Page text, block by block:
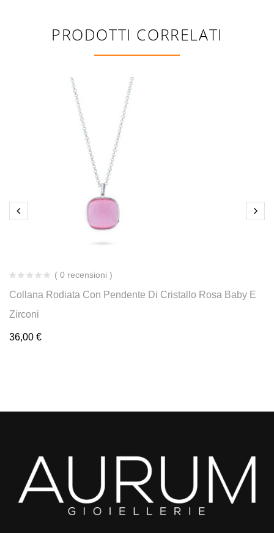
PRODOTTI CORRELATI
( 0 recensioni )
Collana Rodiata Con Pendente Di Cristallo Rosa Baby E
Zirconi
36,00 €